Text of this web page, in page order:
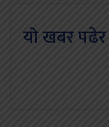
यो खबर